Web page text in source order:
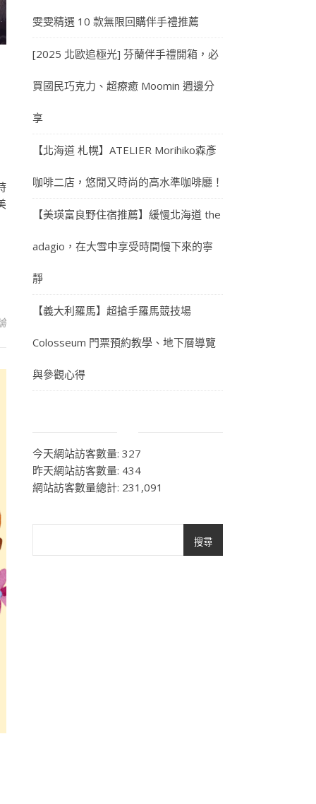
雯雯精選 10 款無限回購伴手禮推薦
[2025 北歐追極光] 芬蘭伴手禮開箱，必
買國民巧克力、超療癒 Moomin 週邊分
享
【北海道 札幌】ATELIER Morihiko森彥
咖啡二店，悠閒又時尚的高水準咖啡廳！
【美瑛富良野住宿推薦】緩慢北海道 the
adagio，在大雪中享受時間慢下來的寧
靜
【義大利羅馬】超搶手羅馬競技場
Colosseum 門票預約教學、地下層導覽
與參觀心得
今天網站訪客數量: 327
昨天網站訪客數量: 434
網站訪客數量總計: 231,091
搜尋